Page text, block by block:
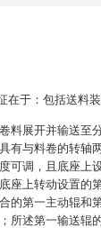
在于：包括送料
料展开并输送至
有与料卷的转轴
可调，且底座上
座上转动设置的
的第一主动辊和
所述第一输送辊